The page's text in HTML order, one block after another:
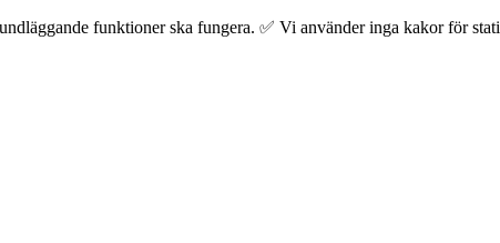
funktioner ska fungera. ✅ Vi använder inga kakor för